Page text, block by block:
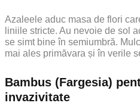
Azaleele aduc masa de flori
liniile stricte. Au nevoie de sol
se simt bine în semiumbră.
mai ales primăvara și în verile
Bambus (Fargesia)
invazivitate